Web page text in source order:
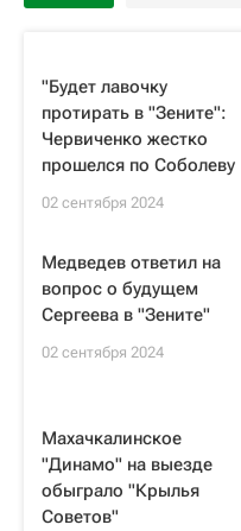
"Будет лавочку
протирать в "Зените":
Червиченко жестко
прошелся по Соболеву
02 сентября 2024
Медведев ответил на
вопрос о будущем
Сергеева в "Зените"
02 сентября 2024
Махачкалинское
"Динамо" на выезде
обыграло "Крылья
Советов"